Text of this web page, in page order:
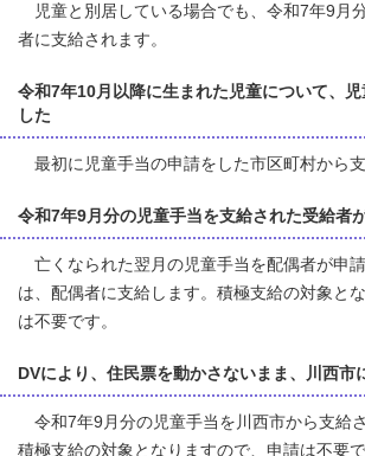
児童と別居している場合でも、令和7年9月
者に支給されます。
令和7年10月以降に生まれた児童について、
した
最初に児童手当の申請をした市区町村から支
令和7年9月分の児童手当を支給された受給者
亡くなられた翌月の児童手当を配偶者が申
は、配偶者に支給します。積極支給の対象と
は不要です。
DVにより、住民票を動かさないまま、川西市
令和7年9月分の児童手当を川西市から支給
積極支給の対象となりますので、申請は不要